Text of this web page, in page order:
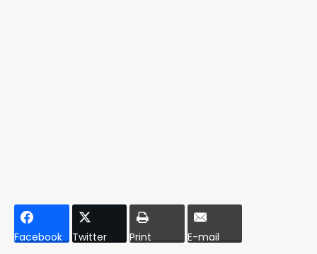
Facebook Twitter Print E-mail